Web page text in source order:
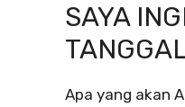
SAYA
Apa yang akan